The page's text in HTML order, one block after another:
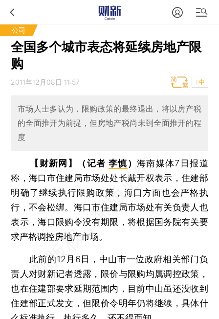
公司
全国多个城市表态将延续房地产限
购
2011年12月08日 11:57 T中
市场人士多认为，限购政策的最终退出，将以房产税
的全面推开为前提，但房地产税尚未到全面推开的程
度
【财新网】（记者 李慎） 海南媒体7日报道
称，海口市住建局市场处处长戴开权表示，住建部
明确了继续执行限购政策，海口方面也会严格执
行，不会松绑。海口市住建局市场处有关负责人也
表示，海口限购令没有期限，将根据国务院有关要
求严格调控房地产市场。
此前的12月6日，中山市一位政府相关部门负
责人对财新记者透露，限价与限购均属调控政策，
也在住建部要求延期范围内，目前中山虽还没收到
住建部正式发文，但限价令明年仍将继续，具体什